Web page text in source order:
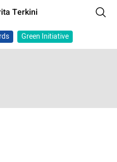
Terkini
Green Initiative